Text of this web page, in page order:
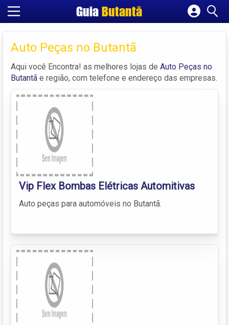
GuiaButantã
Cadastrar empresa
Fazer login
Criar conta
Auto Peças no Butantã
Aqui você Encontra! as melhores lojas de Auto Peças no
Butantã e região, com telefone e endereço das empresas.
Vip Flex Bombas Elétricas Automitivas
Auto peças para automóveis no Butantã.